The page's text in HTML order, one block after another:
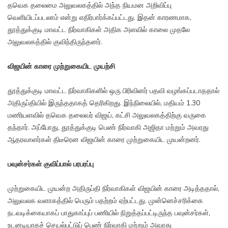
தவெக தலைமை அலுவலகத்தில் அந்த நியமன அறிவிப்பு
வெளியிடப்படலாம் என்று எதிர்பார்க்கப்பட்டது. இதன் காரணமாக,
தூத்துக்குடி மாவட்ட நிர்வாகிகள் அதிக அளவில் காலை முதலே
அலுவலகத்தில் குவிந்திருந்தனர்.
விஜயின் காரை முற்றுகையிட முயற்சி
தூத்துக்குடி மாவட்ட நிர்வாகிகளில் ஒரு பிரிவினர் பதவி வழங்கப்படாததால்
அதிருப்தியில் இருந்ததாகத் தெரிகிறது. இந்நிலையில், மதியம் 1.30
மணியளவில் தவெக தலைவர் விஜய், கட்சி அலுவலகத்திற்கு வருகை
தந்தார். அப்போது, தூத்துக்குடி பெண் நிர்வாகி அஜிதா மற்றும் அவரது
ஆதரவாளர்கள் திடீரென விஜயின் காரை முற்றுகையிட முயன்றனர்.
பவுன்சர்கள் குவிப்பால் பரபரப்பு
முற்றுகையிட முயன்ற அதிருப்தி நிர்வாகிகள் விஜயின் காரை அடித்ததால்,
அலுவலக வளாகத்தில் பெரும் பதற்றம் ஏற்பட்டது. முன்னெச்சரிக்கை
நடவடிக்கையாகப் பாதுகாப்புப் பணியில் நிறுத்தப்பட்டிருந்த பவுன்சர்கள்,
உடனடியாகச் செயல்பட்டுப் பெண் நிர்வாகி மற்றும் அவரது